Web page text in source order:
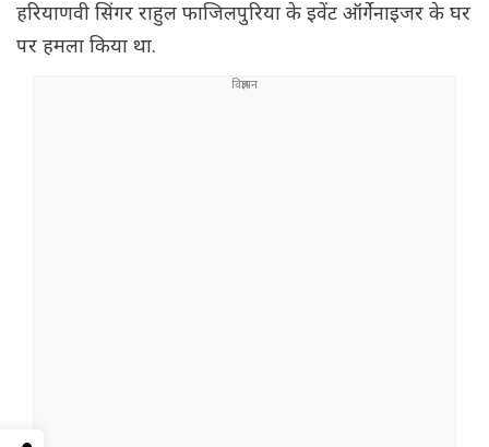
हरियाणवी सिंगर राहुल फाजिलपुरिया के इवेंट ऑर्गेनाइजर के घर
पर हमला किया था.